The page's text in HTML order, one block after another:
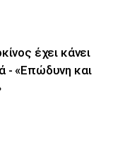
έχει κάνει
- «Επώδυνη και